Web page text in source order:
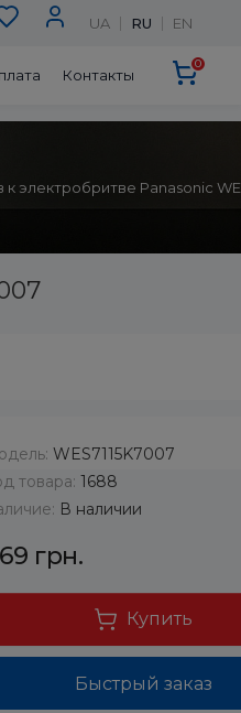
UA RU EN
Контакты
0
электробритве Panasonic
WES7115K7007
товара: 1688
В наличии
грн.
Быстрый заказ
Купить